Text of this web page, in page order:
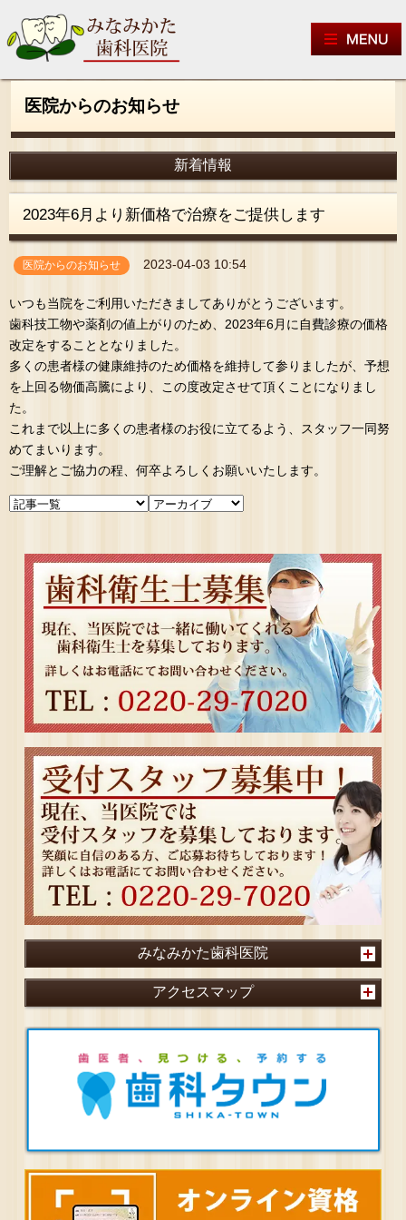
医院からのお知らせ
新着情報
2023年6月より新価格で治療をご提供します
医院からのお知らせ 2023-04-03 10:54
いつも当院をご利用いただきましてありがとうございます。
歯科技工物や薬剤の値上がりのため、2023年6月に自費診療の価格
改定をすることとなりました。
多くの患者様の健康維持のため価格を維持して参りましたが、予想
を上回る物価高騰により、この度改定させて頂くことになりまし
た。
これまで以上に多くの患者様のお役に立てるよう、スタッフ一同努
めてまいります。
ご理解とご協力の程、何卒よろしくお願いいたします。
みなみかた歯科医院
アクセスマップ